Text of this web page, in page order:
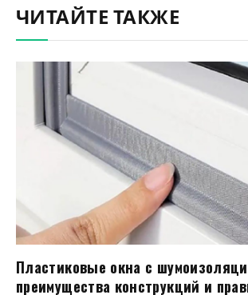
ЧИТАЙТЕ ТАКЖЕ
Пластиковые окна с
преимущества конструкций и